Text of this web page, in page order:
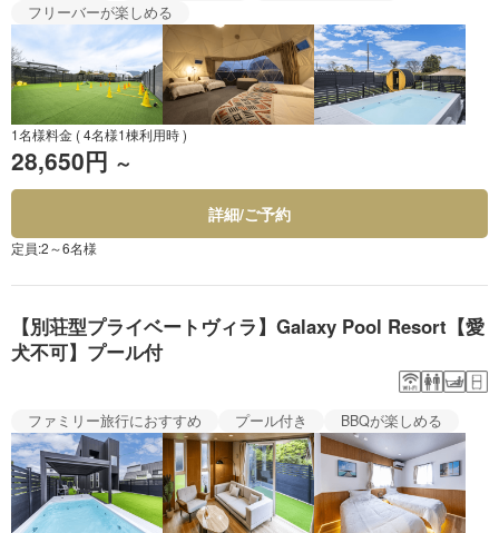
フリーバーが楽しめる
1名様料金 ( 4名様1棟利用時 )
28,650円 ～
詳細/ご予約
定員:2～6名様
【別荘型プライベートヴィラ】Galaxy Pool Resort【愛
犬不可】プール付
ファミリー旅行におすすめ プール付き BBQが楽しめる